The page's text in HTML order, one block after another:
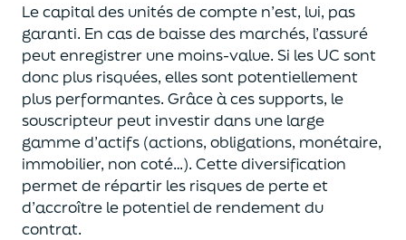
Le capital des unités de compte n’est, lui, pas
garanti. En casde baisse des marchés, l’assuré
peut enregistrer une moins-value. Si les UC sont
donc plus risquées, elles sont potentiellement
plus performantes. Grâce à ces supports, le
souscripteur peut investir dans une large
gamme d’actifs (actions, obligations, monétaire,
immobilier, non coté…). Cette diversification
permet de répartir les risques de perte et
d’accroître le potentielde rendement du
contrat.